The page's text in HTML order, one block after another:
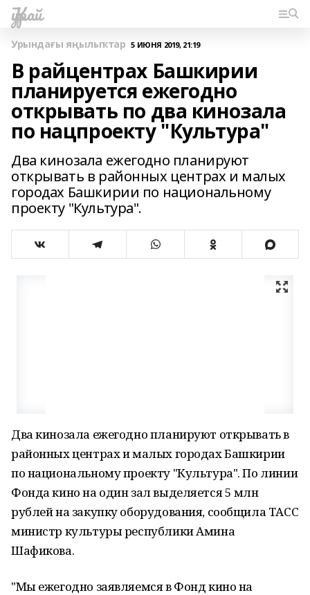
Ҡурай
Урындағы яңылыҡтар 5 ИЮНЯ 2019, 21:19
В райцентрах Башкирии
планируется ежегодно
открывать по два кинозала
по нацпроекту "Культура"
Два кинозала ежегодно планируют
открывать в районных центрах и малых
городах Башкирии по национальному
проекту "Культура".
Два кинозала ежегодно планируют открывать в
районных центрах и малых городах Башкирии
по национальному проекту "Культура". По линии
Фонда кино на один зал выделяется 5 млн
рублей на закупку оборудования, сообщила ТАСС
министр культуры республики Амина
Шафикова.
"Мы ежегодно заявляемся в Фонд кино на